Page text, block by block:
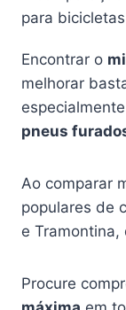
Encontrar o
melhorar
pneus
Ao comparar
populares de
e Tramontina,
Procure